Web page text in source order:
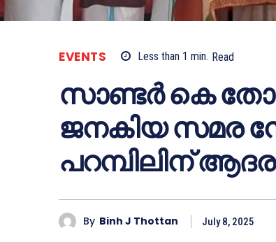
EVENTS Less than 1 min. Read
സാണ്ടർ കെ
ജനകിയ സമര
പറമ്പിലിന്
By Binh J Thottan July 8, 2025